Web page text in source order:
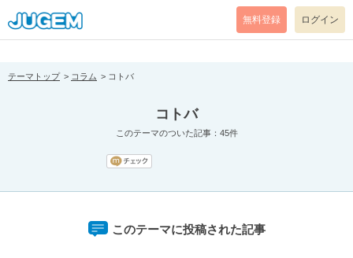
[pear_error: message="Success" code=0 mode=return level=notice
prefix="" info=""]
無料登録 ログイン
テーマトップ コラム コトバ
コトバ
このテーマのついた記事：45件
このテーマに投稿された記事